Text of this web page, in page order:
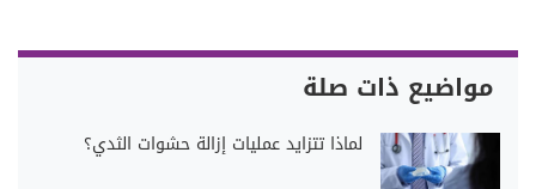
مواضيع ذات صلة
لماذا تتزايد عمليات إزالة حشوات الثدي؟